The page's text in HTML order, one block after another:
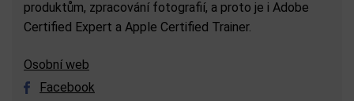
produktům, zpracování fotografií, a proto je i Adobe
Certified Expert a Apple Certified Trainer.
Osobní web
Facebook